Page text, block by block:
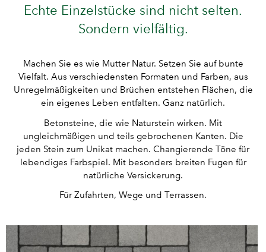
Echte Einzelstücke sind nicht selten.
Sondern vielfältig.
Machen Sie es wie Mutter Natur. Setzen Sie auf bunte
Vielfalt. Aus verschiedensten Formaten und Farben, aus
Unregelmäßigkeiten und Brüchen entstehen Flächen, die
ein eigenes Leben entfalten. Ganz natürlich.
Betonsteine, die wie Naturstein wirken. Mit
ungleichmäßigen und teils gebrochenen Kanten. Die
jeden Stein zum Unikat machen. Changierende Töne für
lebendiges Farbspiel. Mit besonders breiten Fugen für
natürliche Versickerung.
Für Zufahrten, Wege und Terrassen.